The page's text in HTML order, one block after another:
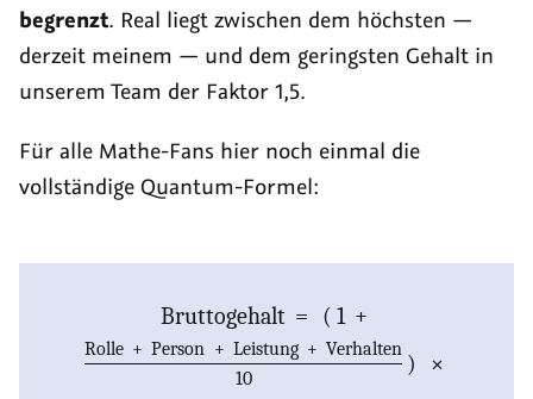
begrenzt. Real liegt zwischen dem höchsten —
derzeit meinem — und dem geringsten Gehalt in
unserem Team der Faktor 1,5.
Für alle Mathe-Fans hier noch einmal die
vollständige Quantum-Formel:
Bruttogehalt = ( 1 +
Rolle + Person + Leistung + Verhalten
10
) ×